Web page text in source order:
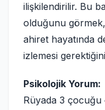
ilişkilendirilir. Bu
olduğunu
ahiret hayatında
izlemesi
Psikolojik Yorum:
Rüyada 3